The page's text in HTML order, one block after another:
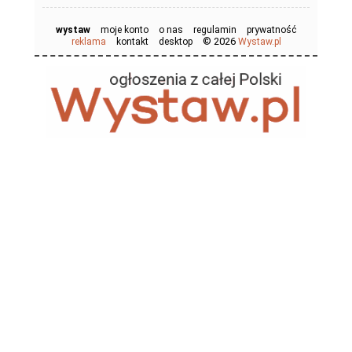
wystaw moje konto o nas regulamin
prywatność
reklama
kontakt desktop © 2026 Wystaw.pl